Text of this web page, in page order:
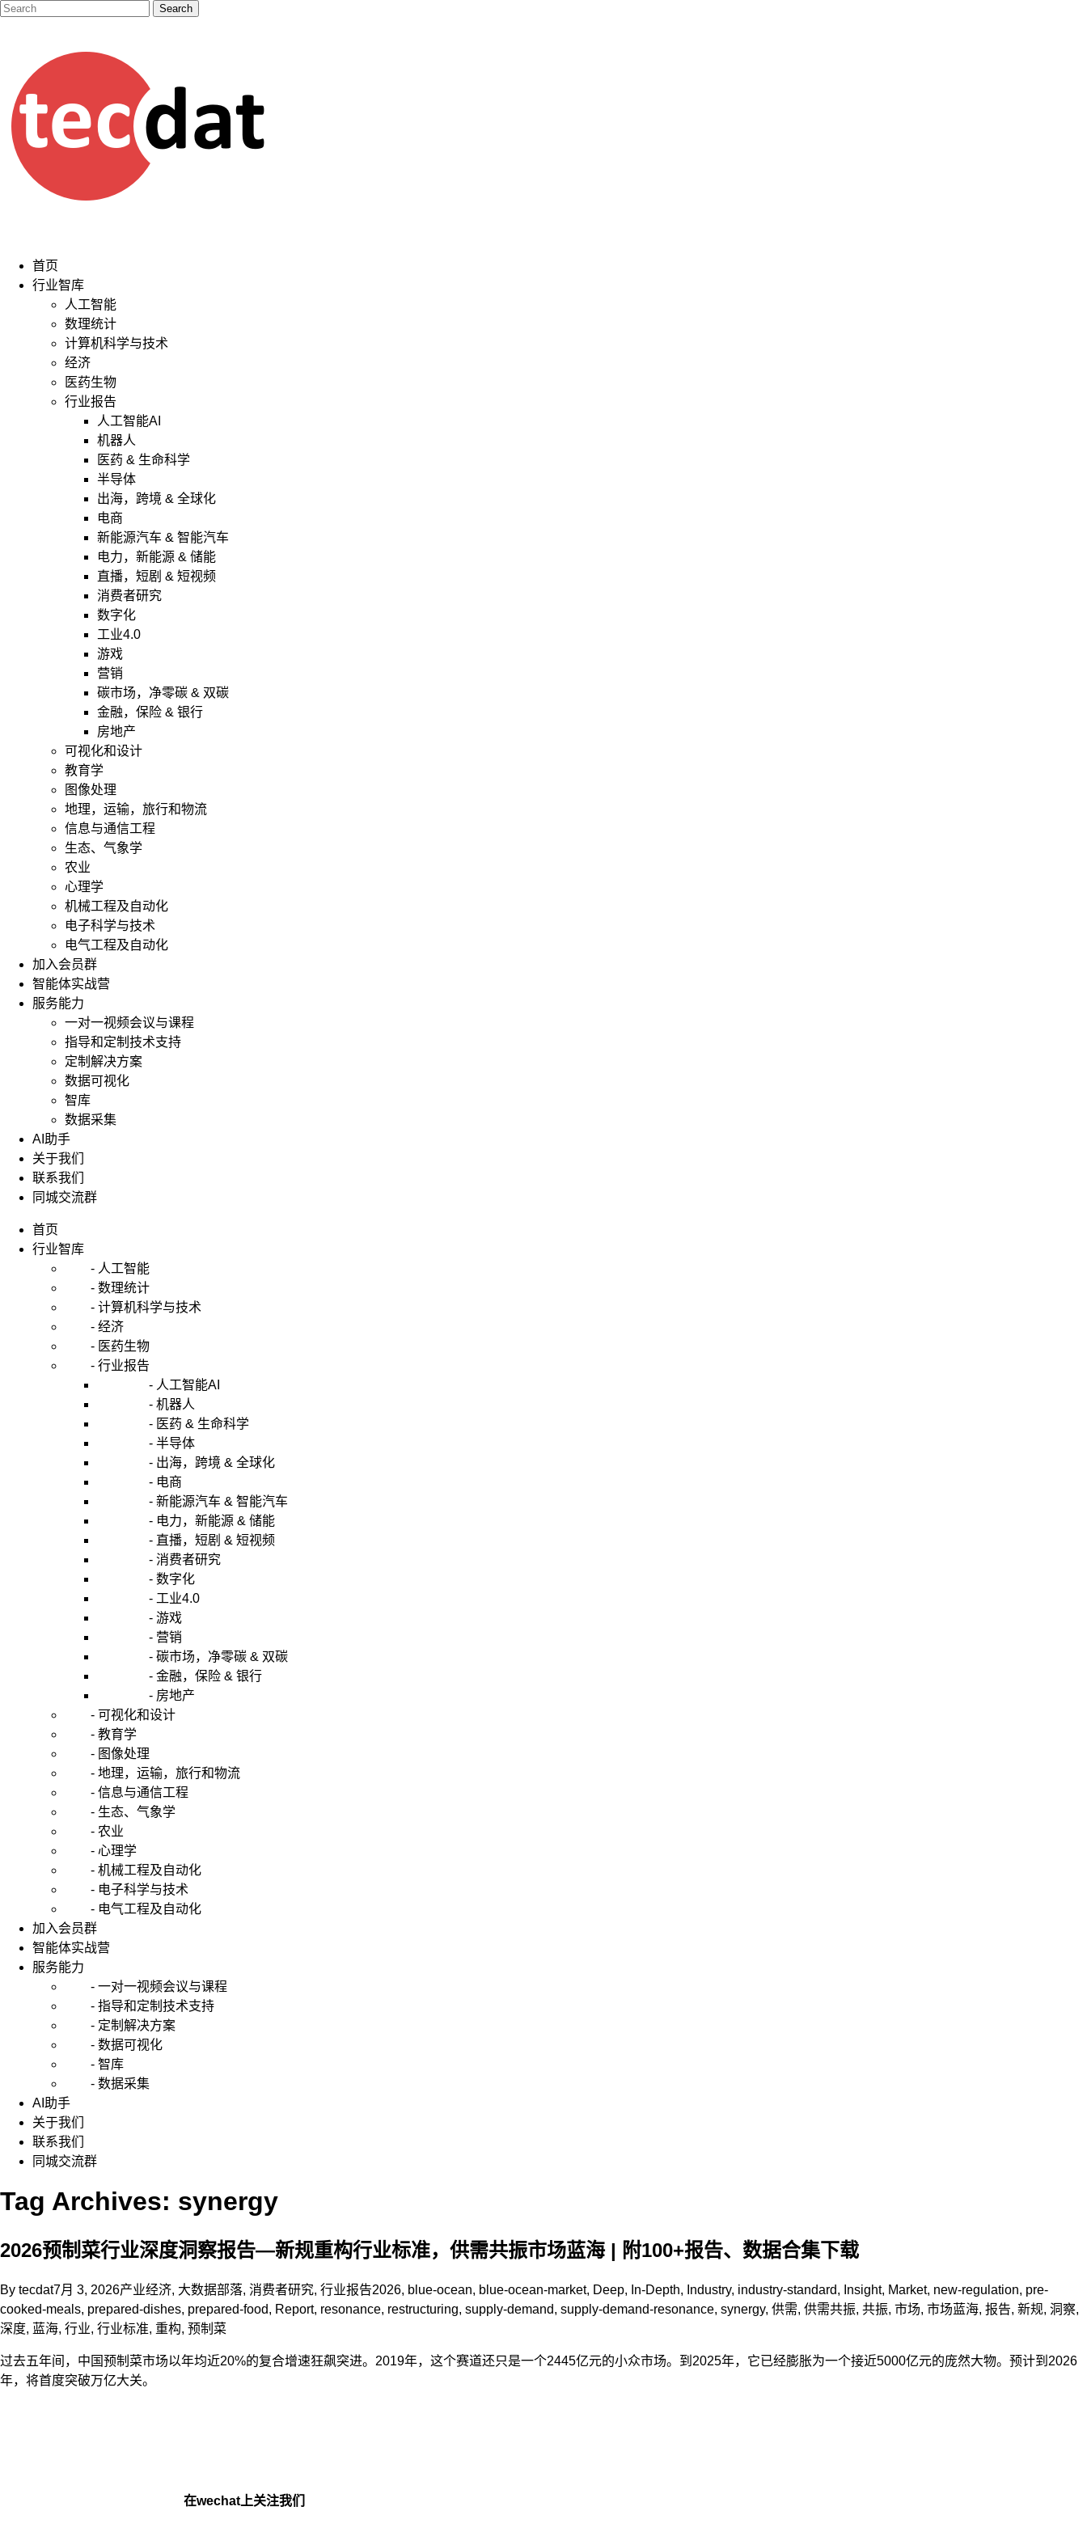
首页
行业智库
人工智能
数理统计
计算机科学与技术
经济
医药生物
行业报告
人工智能AI
机器人
医药 & 生命科学
半导体
出海，跨境 & 全球化
电商
新能源汽车 & 智能汽车
电力，新能源 & 储能
直播，短剧 & 短视频
消费者研究
数字化
工业4.0
游戏
营销
碳市场，净零碳 & 双碳
金融，保险 & 银行
房地产
可视化和设计
教育学
图像处理
地理，运输，旅行和物流
信息与通信工程
生态、气象学
农业
心理学
机械工程及自动化
电子科学与技术
电气工程及自动化
加入会员群
智能体实战营
服务能力
一对一视频会议与课程
指导和定制技术支持
定制解决方案
数据可视化
智库
数据采集
AI助手
关于我们
联系我们
同城交流群
首页
行业智库
- 人工智能
- 数理统计
- 计算机科学与技术
- 经济
- 医药生物
- 行业报告
- 人工智能AI
- 机器人
- 医药 & 生命科学
- 半导体
- 出海，跨境 & 全球化
- 电商
- 新能源汽车 & 智能汽车
- 电力，新能源 & 储能
- 直播，短剧 & 短视频
- 消费者研究
- 数字化
- 工业4.0
- 游戏
- 营销
- 碳市场，净零碳 & 双碳
- 金融，保险 & 银行
- 房地产
- 可视化和设计
- 教育学
- 图像处理
- 地理，运输，旅行和物流
- 信息与通信工程
- 生态、气象学
- 农业
- 心理学
- 机械工程及自动化
- 电子科学与技术
- 电气工程及自动化
加入会员群
智能体实战营
服务能力
- 一对一视频会议与课程
- 指导和定制技术支持
- 定制解决方案
- 数据可视化
- 智库
- 数据采集
AI助手
关于我们
联系我们
同城交流群
Tag Archives: synergy
2026预制菜行业深度洞察报告—新规重构行业标准，供需共振市场蓝海 | 附100+报告、数据合集下载
By tecdat7月 3, 2026产业经济, 大数据部落, 消费者研究, 行业报告2026, blue-ocean, blue-ocean-market, Deep, In-Depth, Industry, industry-standard, Insight, Market, new-regulation, pre-
cooked-meals, prepared-dishes, prepared-food, Report, resonance, restructuring, supply-demand, supply-demand-resonance, synergy, 供需, 供需共振, 共振, 市场, 市场蓝海, 报告, 新规, 洞察,
深度, 蓝海, 行业, 行业标准, 重构, 预制菜
过去五年间，中国预制菜市场以年均近20%的复合增速狂飙突进。2019年，这个赛道还只是一个2445亿元的小众市场。到2025年，它已经膨胀为一个接近5000亿元的庞然大物。预计到2026
年，将首度突破万亿大关。
在wechat上关注我们